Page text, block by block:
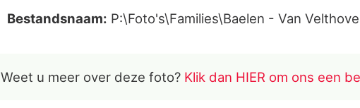
Bestandsnaam: P:\Foto's\Families\Baelen - Van
Weet u meer over deze foto? Klik dan HIER om ons een